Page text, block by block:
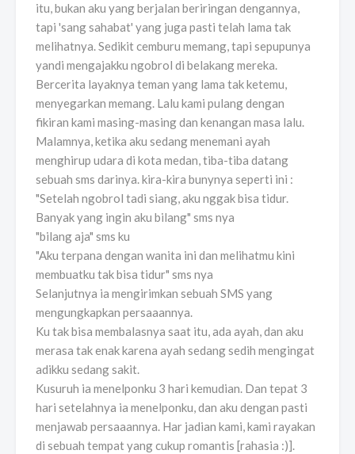
itu, bukan aku yang berjalan beriringan dengannya,
tapi 'sang sahabat' yang juga pasti telah lama tak
melihatnya. Sedikit cemburu memang, tapi sepupunya
yandi mengajakku ngobrol di belakang mereka.
Bercerita layaknya teman yang lama tak ketemu,
menyegarkan memang. Lalu kami pulang dengan
fikiran kami masing-masing dan kenangan masa lalu.
Malamnya, ketika aku sedang menemani ayah
menghirup udara di kota medan, tiba-tiba datang
sebuah sms darinya. kira-kira bunynya seperti ini :
"Setelah ngobrol tadi siang, aku nggak bisa tidur.
Banyak yang ingin aku bilang" sms nya
"bilang aja" sms ku
"Aku terpana dengan wanita ini dan melihatmu kini
membuatku tak bisa tidur" sms nya
Selanjutnya ia mengirimkan sebuah SMS yang
mengungkapkan persaaannya.
Ku tak bisa membalasnya saat itu, ada ayah, dan aku
merasa tak enak karena ayah sedang sedih mengingat
adikku sedang sakit.
Kusuruh ia menelponku 3 hari kemudian. Dan tepat 3
hari setelahnya ia menelponku, dan aku dengan pasti
menjawab persaaannya. Har jadian kami, kami rayakan
di sebuah tempat yang cukup romantis [rahasia :)].